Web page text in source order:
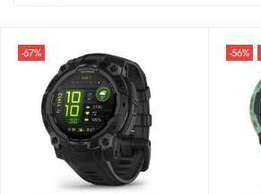
-67% -56%